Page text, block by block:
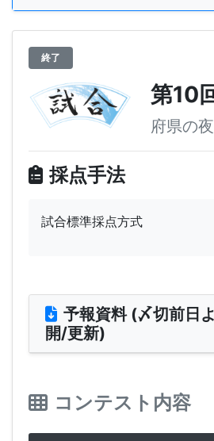
終了
第10
府県の
採点手法
試合標準採点方式
予報資料 (〆切前日
開/更新)
コンテスト内容